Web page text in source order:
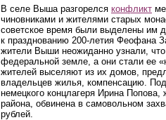
В селе Выша разгорелся конфликт
чиновниками и жителями старых
советское время были выделены им
к празднованию 200-летия Феофана
жители Выши неожиданно узнали,
федеральной земле, а они стали ее
жителей выселяют из их домов,
владельцев жилья, компенсацию.
немецкого концлагеря Ирина
района, обвинена в самовольном
рублей.